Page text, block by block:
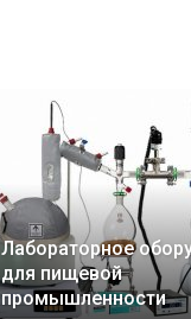
Лабораторное
для пищевой
промышленности